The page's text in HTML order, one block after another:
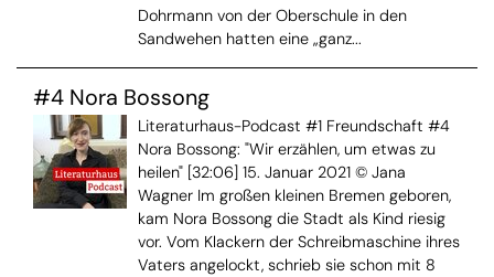
Dohrmann von der Oberschule in den
Sandwehen hatten eine „ganz...
#4 Nora Bossong
Literaturhaus-Podcast #1 Freundschaft #4
Nora Bossong: "Wir erzählen, um etwas zu
heilen" [32:06] 15. Januar 2021 © Jana
Wagner Im großen kleinen Bremen geboren,
kam Nora Bossong die Stadt als Kind riesig
vor. Vom Klackern der Schreibmaschine ihres
Vaters angelockt, schrieb sie schon mit 8